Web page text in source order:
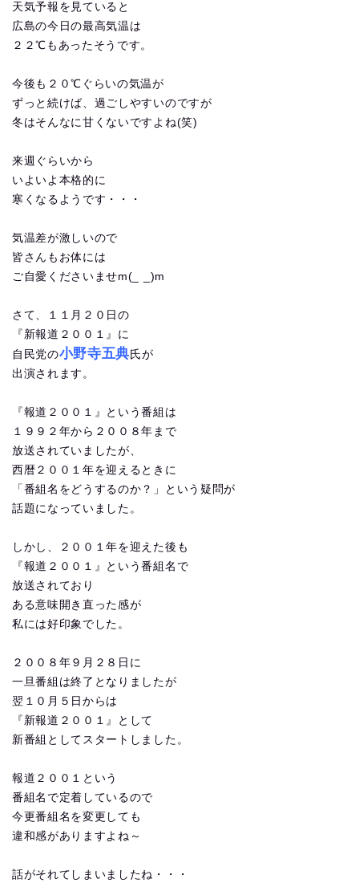
天気予報を見ていると
広島の今日の最高気温は
２２℃もあったそうです。
今後も２０℃ぐらいの気温が
ずっと続けば、過ごしやすいのですが
冬はそんなに甘くないですよね(笑)
来週ぐらいから
いよいよ本格的に
寒くなるようです・・・
気温差が激しいので
皆さんもお体には
ご自愛くださいませm(_ _)m
さて、１１月２０日の
『新報道２００１』に
自民党の小野寺五典 氏が
出演されます。
『報道２００１』という番組は
１９９２年から２００８年まで
放送されていましたが、
西暦２００１年を迎えるときに
「番組名をどうするのか？」という疑問が
話題になっていました。
しかし、２００１年を迎えた後も
『報道２００１』という番組名で
放送されており
ある意味開き直った感が
私には好印象でした。
２００８年９月２８日に
一旦番組は終了となりましたが
翌１０月５日からは
『新報道２００１』として
新番組としてスタートしました。
報道２００１という
番組名で定着しているので
今更番組名を変更しても
違和感がありますよね～
話がそれてしまいましたね・・・